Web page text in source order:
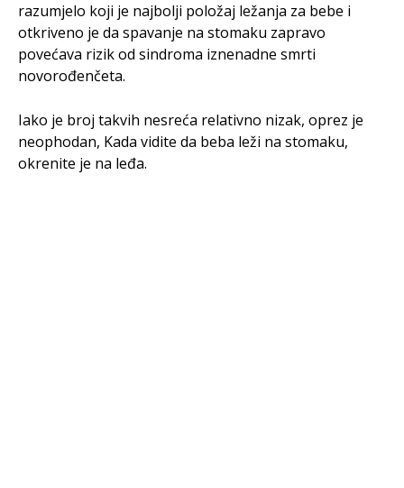
razumjelo koji je najbolji položaj ležanja za bebe i
otkriveno je da spavanje na stomaku zapravo
povećava rizik od sindroma iznenadne smrti
novorođenčeta.
Iako je broj takvih nesreća relativno nizak, oprez je
neophodan, Kada vidite da beba leži na stomaku,
okrenite je na leđa.